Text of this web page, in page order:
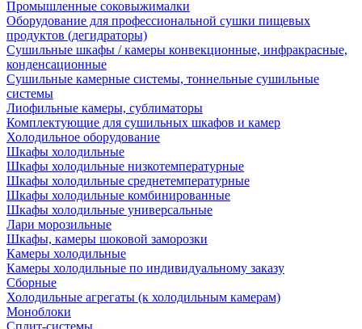
Промышленные соковыжималки
Оборудование для профессиональной сушки пищевых
продуктов (дегидраторы)
Сушильные шкафы / камеры конвекционные, инфракрасные,
конденсационные
Сушильные камерные системы, тоннельные сушильные
системы
Лиофильные камеры, сублиматоры
Комплектующие для сушильных шкафов и камер
Холодильное оборудование
Шкафы холодильные
Шкафы холодильные низкотемпературные
Шкафы холодильные среднетемпературные
Шкафы холодильные комбинированные
Шкафы холодильные универсальные
Лари морозильные
Шкафы, камеры шоковой заморозки
Камеры холодильные
Камеры холодильные по индивидуальному заказу
Сборные
Холодильные агрегаты (к холодильным камерам)
Моноблоки
Сплит-системы